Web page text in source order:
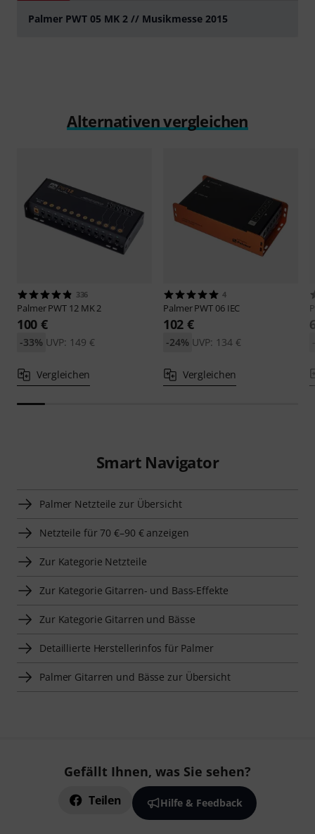
Palmer PWT 05 MK 2 // Musikmesse 2015
Alternativen vergleichen
336
PalmerPWT 12 MK 2
100 €
UVP: 149 €
-33%
Vergleichen
4
PalmerPWT 06 IEC
102 €
UVP: 134 €
-24%
Vergleichen
Smart Navigator
Palmer Netzteile zur Übersicht
Netzteile für 70 €–90 € anzeigen
Zur Kategorie Netzteile
Zur Kategorie Gitarren- und Bass-Effekte
Zur Kategorie Gitarren und Bässe
Detaillierte Herstellerinfos für Palmer
Palmer Gitarren und Bässe zur Übersicht
Gefällt Ihnen, was Sie sehen?
Teilen Hilfe & Feedback